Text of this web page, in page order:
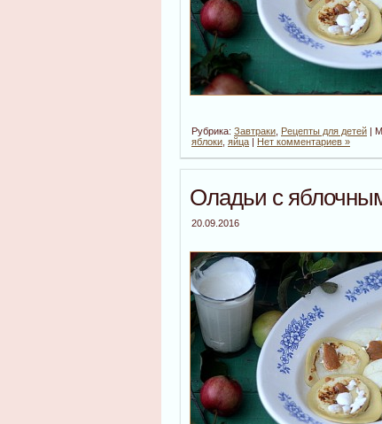
Рубрика: Завтраки Рецепты для детей |
яблоки яйца Нет комментариев »
Оладьи с
20.09.2016